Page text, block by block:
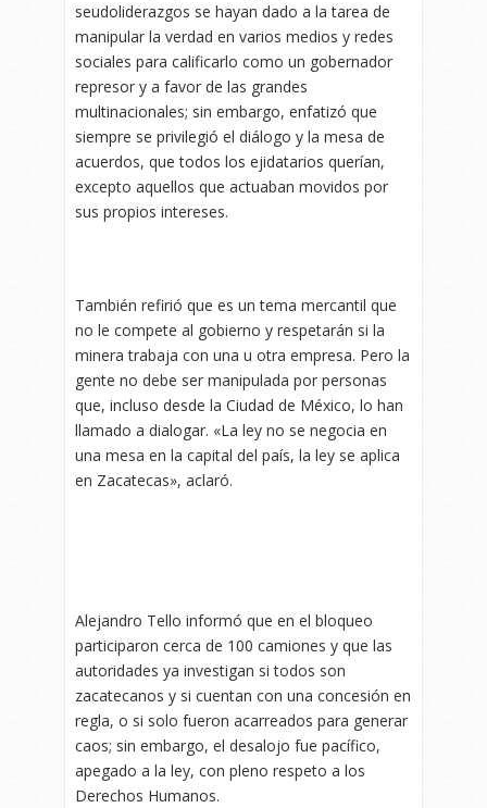
seudoliderazgos se hayan dado a la tarea de
manipular la verdad en varios medios y redes
sociales para calificarlo como un gobernador
represor y a favor de las grandes
multinacionales; sin embargo, enfatizó que
siempre se privilegió el diálogo y la mesa de
acuerdos, que todos los ejidatarios querían,
excepto aquellos que actuaban movidos por
sus propios intereses.
También refirió que es un tema mercantil que
no le compete al gobierno y respetarán si la
minera trabaja con una u otra empresa. Pero la
gente no debe ser manipulada por personas
que, incluso desde la Ciudad de México, lo han
llamado a dialogar. «La ley no se negocia en
una mesa en la capital del país, la ley se aplica
en Zacatecas», aclaró.
Alejandro Tello informó que en el bloqueo
participaron cerca de 100 camiones y que las
autoridades ya investigan si todos son
zacatecanos y si cuentan con una concesión en
regla, o si solo fueron acarreados para generar
caos; sin embargo, el desalojo fue pacífico,
apegado a la ley, con pleno respeto a los
Derechos Humanos.